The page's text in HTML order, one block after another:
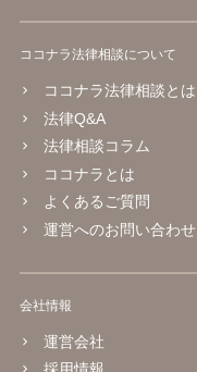
ココナラ法律相談について
ココナラ法律相談とは
法律Q&A
法律相談コラム
ココナラとは
よくあるご質問
運営へのお問い合わせ
会社情報
運営会社